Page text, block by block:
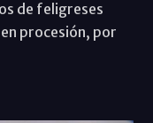
de feligreses
procesión, por